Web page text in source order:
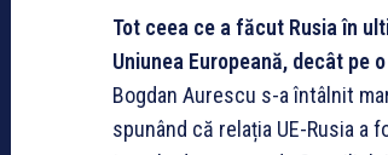
Tot ceea ce a făcut Rusia în
Uniunea Europeană, decât pe
Bogdan Aurescu s-a întâlnit
spunând că relația UE-Rusia a